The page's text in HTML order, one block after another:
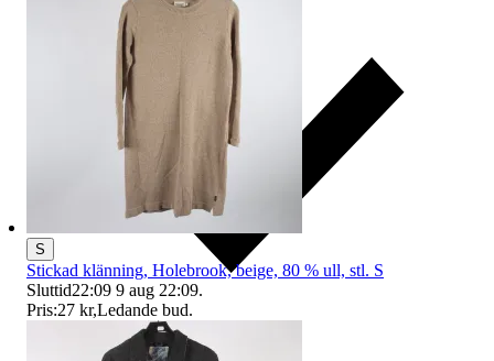
S
Stickad klänning, Holebrook, beige, 80 % ull, stl. S
Sluttid22:09 9 aug 22:09.
Pris:27 kr,Ledande bud.